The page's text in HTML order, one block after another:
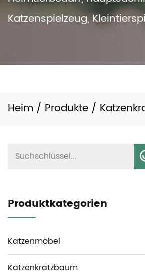
Katzenspielzeug,
Heim / Produkte /
Produktkategorien
Katzenmöbel
Katzenkratzbaum